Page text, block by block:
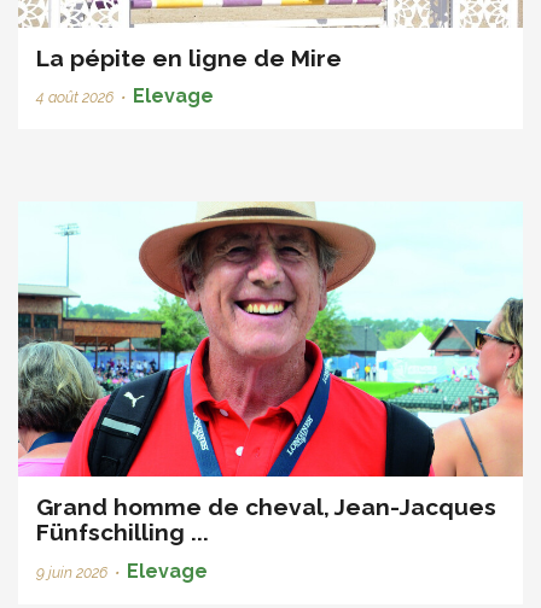
La pépite en ligne de Mire
4 août 2026 • Elevage
Grand homme de cheval, Jean-Jacques
Fünfschilling ...
9 juin 2026 • Elevage